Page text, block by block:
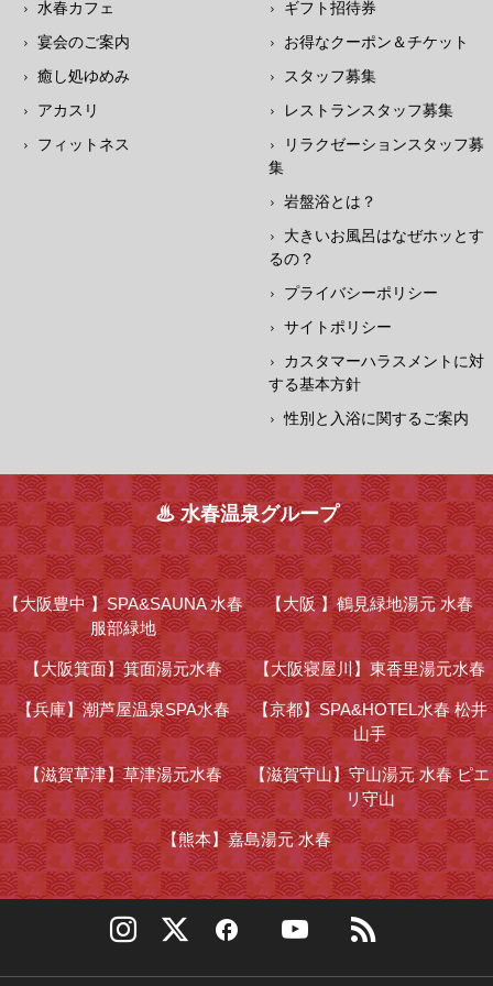
水春カフェ
宴会のご案内
癒し処ゆめみ
アカスリ
フィットネス
ギフト招待券
お得なクーポン＆チケット
スタッフ募集
レストランスタッフ募集
リラクゼーションスタッフ募
集
岩盤浴とは？
大きいお風呂はなぜホッとす
るの？
プライバシーポリシー
サイトポリシー
カスタマーハラスメントに対
する基本方針
性別と入浴に関するご案内
♨ 水春温泉グループ
【大阪豊中 】SPA&SAUNA 水春
服部緑地
【大阪 】鶴見緑地湯元 水春
【大阪箕面】箕面湯元水春 【大阪寝屋川】東香里湯元水春
【兵庫】潮芦屋温泉SPA水春 【京都】SPA&HOTEL水春 松井
山手
【滋賀草津】草津湯元水春 【滋賀守山】守山湯元 水春 ピエ
リ守山
【熊本】嘉島湯元 水春